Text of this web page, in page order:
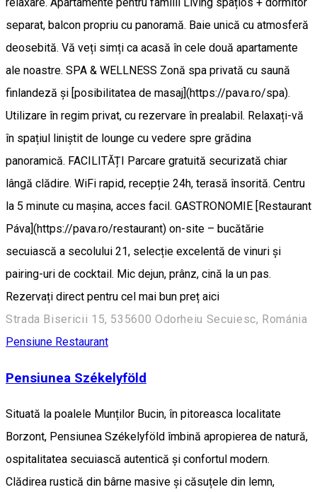
relaxare. Apartamente pentru familii Living spațios + dormitor
separat, balcon propriu cu panoramă. Baie unică cu atmosferă
deosebită. Vă veți simți ca acasă în cele două apartamente
ale noastre. SPA & WELLNESS Zonă spa privată cu saună
finlandeză și [posibilitatea de masaj](https://pava.ro/spa).
Utilizare în regim privat, cu rezervare în prealabil. Relaxați-vă
în spațiul liniștit de lounge cu vedere spre grădina
panoramică. FACILITĂȚI Parcare gratuită securizată chiar
lângă clădire. WiFi rapid, recepție 24h, terasă însorită. Centru
la 5 minute cu mașina, acces facil. GASTRONOMIE [Restaurant
Páva](https://pava.ro/restaurant) on-site – bucătărie
secuiască a secolului 21, selecție excelentă de vinuri și
pairing-uri de cocktail. Mic dejun, prânz, cină la un pas.
Rezervați direct pentru cel mai bun preț aici
Strada Bisericii 15, 535600 Odorheiu Secuiesc, Románia
Pensiune Restaurant
Pensiunea Székelyföld
Situată la poalele Munților Bucin, în pitoreasca localitate
Borzont, Pensiunea Székelyföld îmbină apropierea de natură,
ospitalitatea secuiască autentică și confortul modern.
Clădirea rustică din bârne masive și căsuțele din lemn,